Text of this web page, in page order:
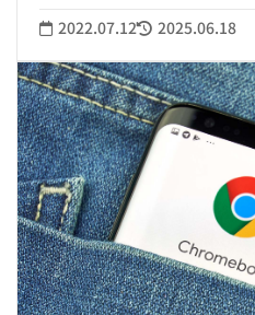
2022.07.12 2025.06.18